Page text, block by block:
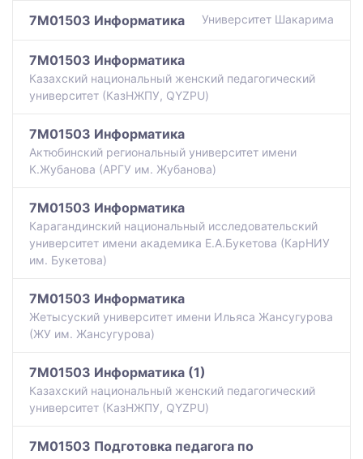
7M01503 Информатика Университет Шакарима
7M01503 Информатика
Казахский национальный женский педагогический
университет (КазНЖПУ, QYZPU)
7M01503 Информатика
Актюбинский региональный университет имени
К.Жубанова (АРГУ им. Жубанова)
7M01503 Информатика
Карагандинский национальный исследовательский
университет имени академика Е.А.Букетова (КарНИУ
им. Букетова)
7M01503 Информатика
Жетысуский университет имени Ильяса Жансугурова
(ЖУ им. Жансугурова)
7M01503 Информатика (1)
Казахский национальный женский педагогический
университет (КазНЖПУ, QYZPU)
7M01503 Подготовка педагога по